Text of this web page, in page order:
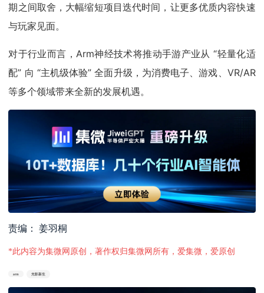
期之间取舍，大幅缩短项目迭代时间，让更多优质内容快速
与玩家见面。
对于行业而言，Arm神经技术将推动手游产业从 “轻量化适
配” 向 “主机级体验” 全面升级，为消费电子、游戏、VR/AR
等多个领域带来全新的发展机遇。
责编： 姜羽桐
*此内容为集微网原创，著作权归集微网所有，爱集微，爱原创
arm 光影新生